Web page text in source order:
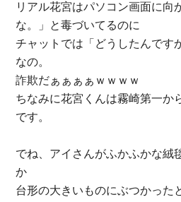
リアル花宮はパソコン画面に向
な。」と毒づいてるのに
チャットでは「どうしたんです
なの。
詐欺だぁぁぁぁｗｗｗｗ
ちなみに花宮くんは霧崎第一か
です。
でね、アイさんがふかふかな絨
か
台形の大きいものにぶつかった